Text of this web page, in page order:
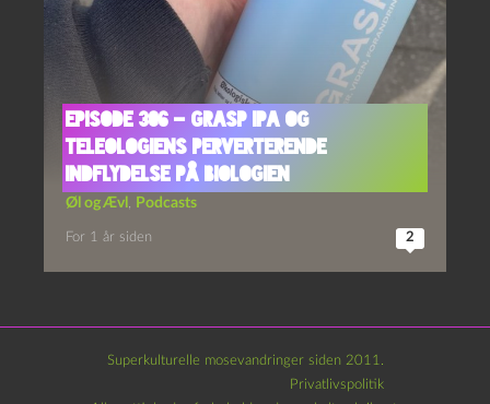
Episode 306 – GRASP IPA og
Teleologiens Perverterende
Indflydelse På Biologien
Øl og Ævl , Podcasts
For 1 år siden 2
Superkulturelle mosevandringer siden 2011.
Privatlivspolitik